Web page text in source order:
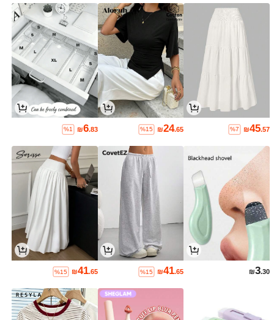
₪45.57
%7
₪24.65
%15
₪6.83
%1
₪3.30
₪41.65
%15
₪41.65
%15